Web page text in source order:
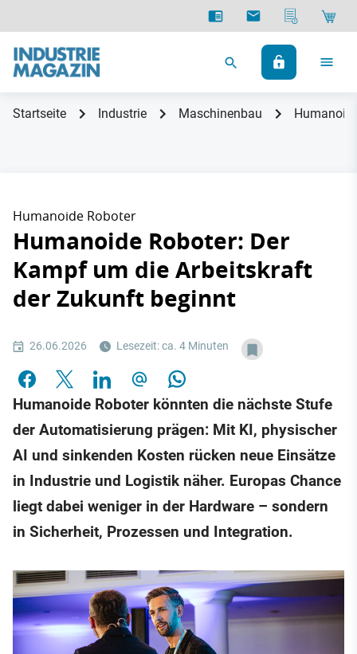
Startseite Industrie Maschinenbau
Humanoide Roboter
Humanoide Roboter: Der
Kampf um die Arbeitskraft
der Zukunft beginnt
26.06.2026 Lesezeit: ca. 4 Minuten
Humanoide Roboter könnten die nächste Stufe
der Automatisierung prägen: Mit KI, physischer
AI und sinkenden Kosten rücken neue Einsätze
in Industrie und Logistik näher. Europas Chance
liegt dabei weniger in der Hardware – sondern
in Sicherheit, Prozessen und Integration.